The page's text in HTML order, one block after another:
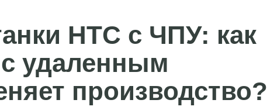
HTC с ЧПУ: как
удаленным
производство?